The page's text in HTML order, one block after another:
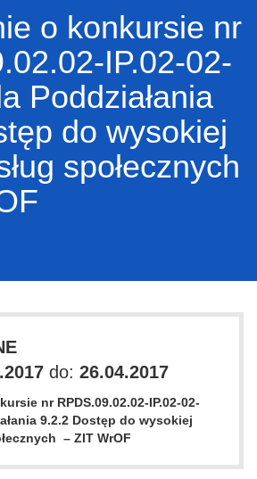
o konkursie nr
IP.02-02-
Poddziałania
do wysokiej
społecznych
do: 26.04.2017
nr RPDS.09.02.02-IP.02-02-
9.2.2 Dostęp do wysokiej
– ZIT WrOF